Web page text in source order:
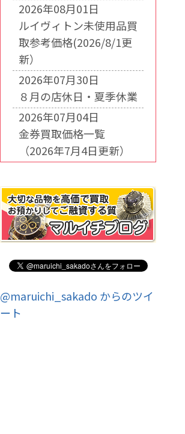
2026年08月01日
ルイヴィトン未使用品買
取参考価格(2026/8/1更
新）
2026年07月30日
８月の店休日・夏季休業
2026年07月04日
金券買取価格一覧
（2026年7月4日更新）
@maruichi_sakado からのツイ
ート